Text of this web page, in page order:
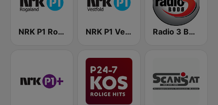
NRK P1 Rogaland NRK P1 Vestfold Radio 3 Bodø